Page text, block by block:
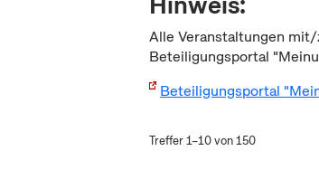
Alle Veranstaltungen
Beteiligungsportal
Beteiligungsportal
Treffer 1–10 von 150